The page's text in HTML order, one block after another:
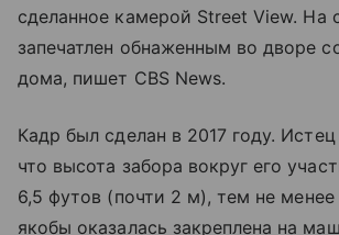
сделанное камерой Street View. На
запечатлен обнаженным во дворе
дома, пишет CBS News.
Кадр был сделан в 2017 году.
что высота забора вокруг его
6,5 футов (почти 2 м), тем не
якобы оказалась закреплена на